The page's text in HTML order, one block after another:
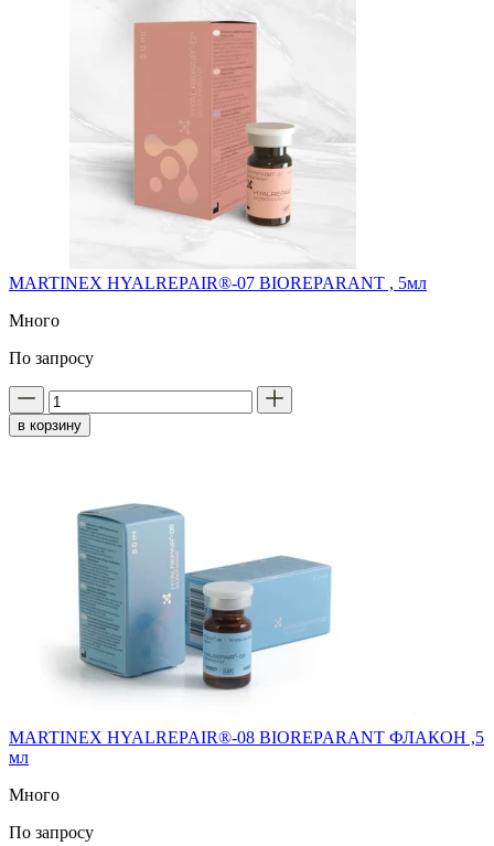
MARTINEX HYALREPAIR®-07 BIOREPARANT , 5мл
Много
По запросу
в корзину
MARTINEX HYALREPAIR®-08 BIOREPARANT ФЛАКОН ,5
мл
Много
По запросу